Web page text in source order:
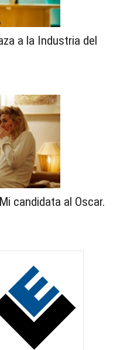
a la Industria del
candidata al Oscar.